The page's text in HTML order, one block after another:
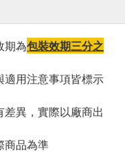
期為包裝效期三分之
用注意事項皆標示
異，實際以廠商出
商品為準